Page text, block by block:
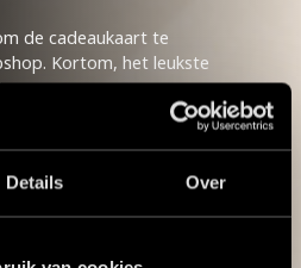
Details Over
de cadeaukaart te
Kortom, het leukste